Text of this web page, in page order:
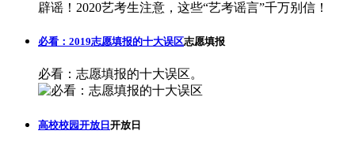
辟谣！2020艺考生注意，这些“艺考谣言”千万别信！
必看：2019志愿填报的十大误区志愿填报
必看：志愿填报的十大误区。
高校校园开放日开放日